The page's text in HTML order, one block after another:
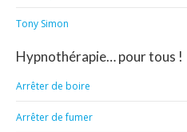
Tony Simon
Hypnothérapie… pour tous !
Arrêter de boire
Arrêter de fumer